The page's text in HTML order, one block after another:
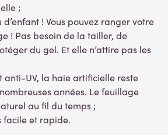
;
d’enfant ! Vous pouvez ranger votre
! Pas besoin de la tailler, de
du gel. Et elle n’attire pas les
anti-UV, la haie artificielle reste
années. Le feuillage
au fil du temps ;
facile et rapide.